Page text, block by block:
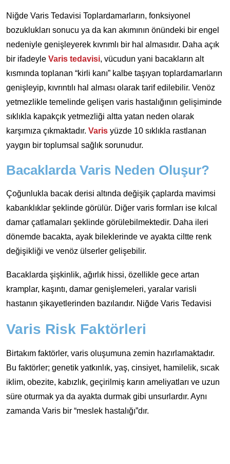
Niğde Varis Tedavisi Toplardamarların, fonksiyonel
bozuklukları sonucu ya da kan akımının önündeki bir engel
nedeniyle genişleyerek kıvrımlı bir hal almasıdır. Daha açık
bir ifadeyle Varis tedavisi, vücudun yani bacakların alt
kısmında toplanan “kirli kanı” kalbe taşıyan toplardamarların
genişleyip, kıvrıntılı hal alması olarak tarif edilebilir. Venöz
yetmezlikle temelinde gelişen varis hastalığının gelişiminde
sıklıkla kapakçık yetmezliği altta yatan neden olarak
karşımıza çıkmaktadır. Varis yüzde 10 sıklıkla rastlanan
yaygın bir toplumsal sağlık sorunudur.
Bacaklarda Varis Neden Oluşur?
Çoğunlukla bacak derisi altında değişik çaplarda mavimsi
kabarıklıklar şeklinde görülür. Diğer varis formları ise kılcal
damar çatlamaları şeklinde görülebilmektedir. Daha ileri
dönemde bacakta, ayak bileklerinde ve ayakta ciltte renk
değişikliği ve venöz ülserler gelişebilir.
Bacaklarda şişkinlik, ağırlık hissi, özellikle gece artan
kramplar, kaşıntı, damar genişlemeleri, yaralar varisli
hastanın şikayetlerinden bazılarıdır. Niğde Varis Tedavisi
Varis Risk Faktörleri
Birtakım faktörler, varis oluşumuna zemin hazırlamaktadır.
Bu faktörler; genetik yatkınlık, yaş, cinsiyet, hamilelik, sıcak
iklim, obezite, kabızlık, geçirilmiş karın ameliyatları ve uzun
süre oturmak ya da ayakta durmak gibi unsurlardır. Aynı
zamanda Varis bir “meslek hastalığı”dır.